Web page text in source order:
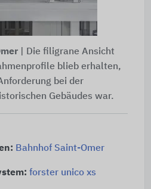
| Die filigrane Ansicht
blieb erhalten,
bei der
Gebäudes war.
Bahnhof Saint-Omer
forster unico xs